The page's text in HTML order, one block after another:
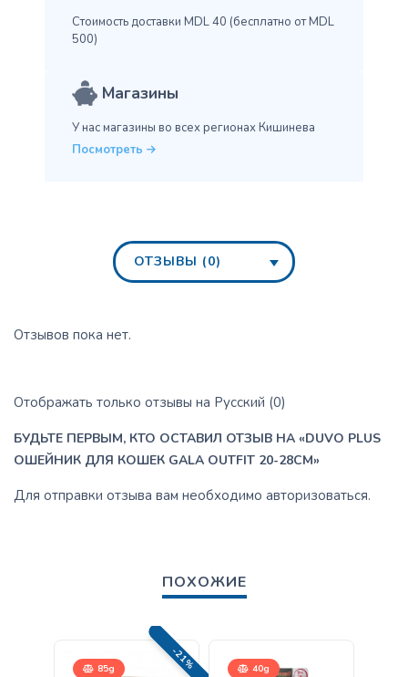
Стоимость доставки MDL 40 (бесплатно от MDL
500)
Магазины
У нас магазины во всех регионах Кишинева
Посмотреть
ОТЗЫВЫ (0)
Отзывов пока нет.
Отображать только отзывы на Русский (0)
БУДЬТЕ ПЕРВЫМ, КТО ОСТАВИЛ ОТЗЫВ НА «DUVO PLUS
ОШЕЙНИК ДЛЯ КОШЕК GALA OUTFIT 20-28CM»
Для отправки отзыва вам необходимо авторизоваться.
ПОХОЖИЕ
85g -21% 40g